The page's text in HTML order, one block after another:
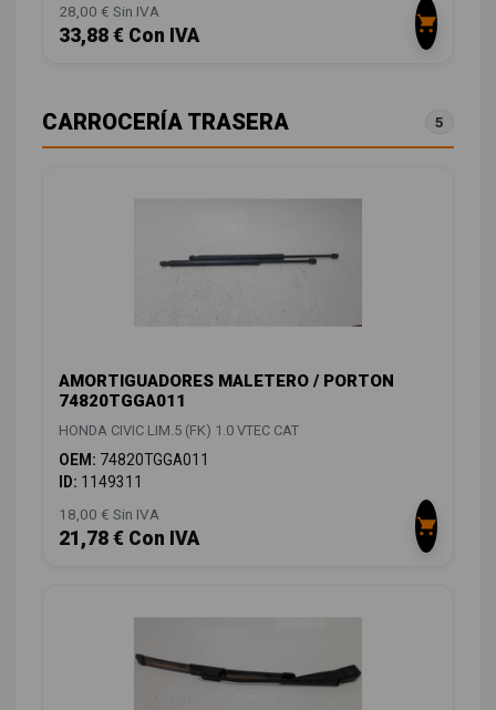
28,00 € Sin IVA
33,88 € Con IVA
CARROCERÍA TRASERA 5
AMORTIGUADORES MALETERO / PORTON
74820TGGA011
HONDA CIVIC LIM.5 (FK) 1.0 VTEC CAT
OEM: 74820TGGA011
ID: 1149311
18,00 € Sin IVA
21,78 € Con IVA